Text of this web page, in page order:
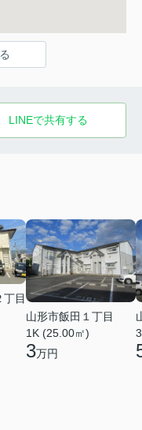
LINEで共有する
目
山形市飯田１丁目
1K (25.00㎡)
3万円